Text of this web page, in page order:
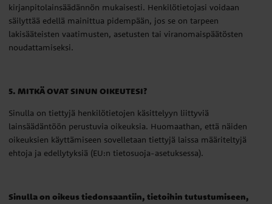
kirjanpitolainsäädännön mukaisesti. Henkilötietojasi voidaan
säilyttää edellä mainittua pidempään, jos se on tarpeen
lakisääteisten vaatimusten, asetusten tai viranomaispäätösten
noudattamiseksi.
5. MITKÄ OVAT SINUN OIKEUTESI?
Sinulla on tiettyjä henkilötietojen käsittelyyn liittyviä
lainsäädäntöön perustuvia oikeuksia. Huomaathan, että näiden
oikeuksien käyttämiseen sovelletaan tiettyjä laissa määriteltyjä
ehtoja ja edellytyksiä (EU:n tietosuoja-asetuksessa).
Sinulla on oikeus tiedonsaantiin, tietoihin tutustumiseen,